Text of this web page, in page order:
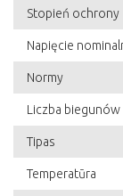
Stopień ochrony
Napięcie
Normy
Liczba biegunów
Tipas
Temperatūra